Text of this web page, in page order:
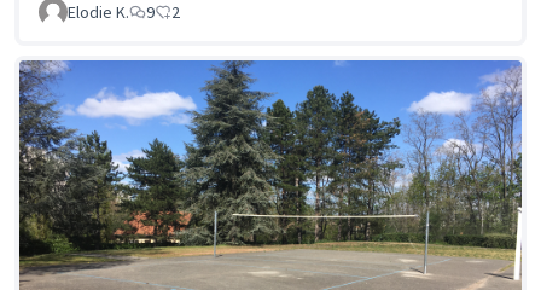
Elodie K. 9 2